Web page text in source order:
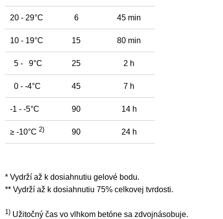
20 - 29°C 6 45 min
10 - 19°C 15 80 min
5 - 9°C 25 2 h
0 - -4°C 45 7 h
-1 - -5°C 90 14 h
≥ -10°C 2) 90 24 h
* Vydrží až k dosiahnutiu gelové bodu.
** Vydrží až k dosiahnutiu 75% celkovej tvrdosti.
1) Užitočný čas vo vlhkom betóne sa zdvojnásobuje.